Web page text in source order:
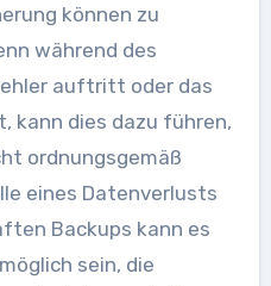
können zu
während des
auftritt oder das
kann dies dazu führen,
ordnungsgemäß
eines Datenverlusts
Backups kann es
sein, die